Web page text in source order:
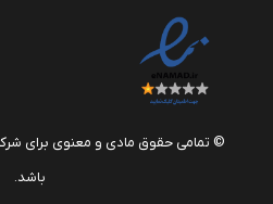
© تمامی حقوق مادی و معنوی برای
باشد.